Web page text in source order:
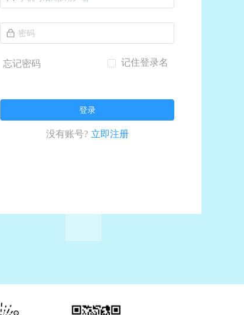
忘记密码 记住登录名
登录
没有账号? 立即注册